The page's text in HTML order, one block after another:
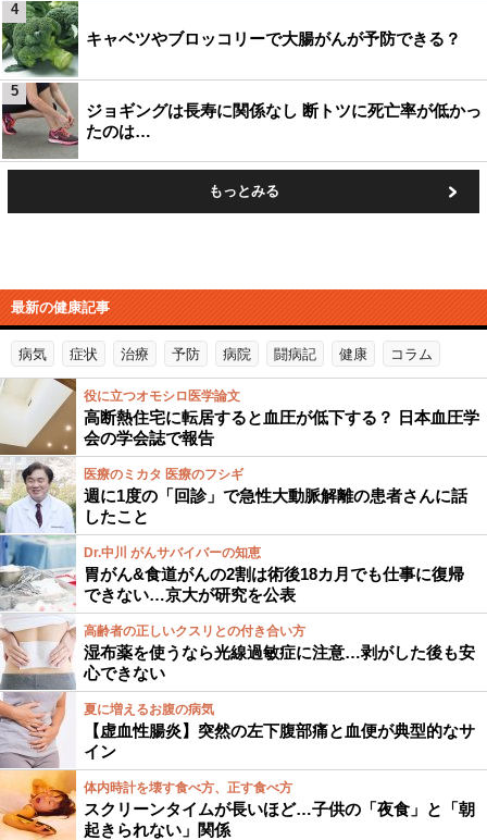
キャベツやブロッコリーで大腸がんが予防できる？
4
ジョギングは長寿に関係なし 断トツに死亡率が低かっ
たのは…
5
もっとみる
最新の健康記事
病気 症状 治療 予防 病院 闘病記 健康 コラム
役に立つオモシロ医学論文
高断熱住宅に転居すると血圧が低下する？ 日本血圧学
会の学会誌で報告
医療のミカタ 医療のフシギ
週に1度の「回診」で急性大動脈解離の患者さんに話
したこと
Dr.中川 がんサバイバーの知恵
胃がん&食道がんの2割は術後18カ月でも仕事に復帰
できない…京大が研究を公表
高齢者の正しいクスリとの付き合い方
湿布薬を使うなら光線過敏症に注意…剥がした後も安
心できない
夏に増えるお腹の病気
【虚血性腸炎】突然の左下腹部痛と血便が典型的なサ
イン
体内時計を壊す食べ方、正す食べ方
スクリーンタイムが長いほど…子供の「夜食」と「朝
起きられない」関係